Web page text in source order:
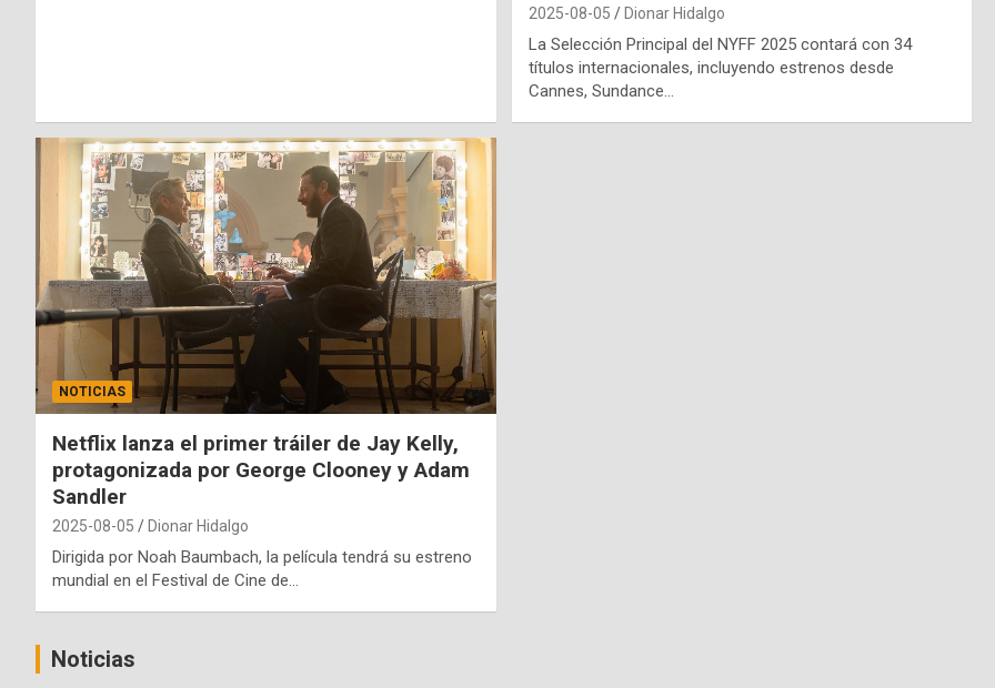
2025-08-05 Dionar Hidalgo
La Selección Principal del NYFF 2025 contará con 34
títulos internacionales, incluyendo estrenos desde
Cannes, Sundance…
NOTICIAS
Netflix lanza el primer tráiler de Jay Kelly,
protagonizada por George Clooney y Adam
Sandler
2025-08-05 Dionar Hidalgo
Dirigida por Noah Baumbach, la película tendrá su estreno
mundial en el Festival de Cine de…
Noticias